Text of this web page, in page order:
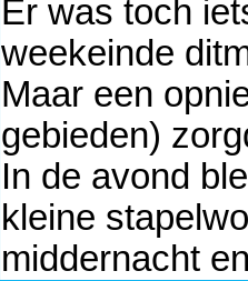
Er was toch
weekeinde
Maar een
gebieden)
In de avond
kleine
middernacht